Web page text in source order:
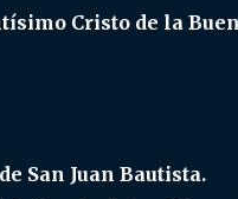
Cristo de la
San Juan Bautista.